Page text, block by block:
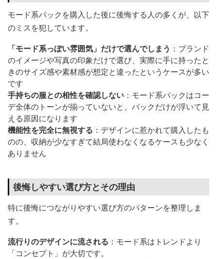
モード系バックを購入した後に後悔する人の多くが、以下
のミスを犯しています。
「モード系っぽい雰囲気」だけで選んでしまう ：ブランド
のイメージや写真の印象だけで選び、実際に手に持ったと
きのサイズ感や素材感が想定と違ったというケースが多い
です
手持ちの服との相性を確認しない ：モード系バックはコー
デ全体のトーンが揃っていないと、バックだけが浮いて見
える原因になります
機能性を完全に無視する ：デザインに惹かれて購入したも
のの、収納が少なすぎて結局使わなくなるケースも少なく
ありません
後悔しやすい選び方とその理由
特に後悔につながりやすい選び方のパターンを整理しま
す。
流行りのデザインに流される ：モード系はトレンドより
「コンセプト」が大切です。